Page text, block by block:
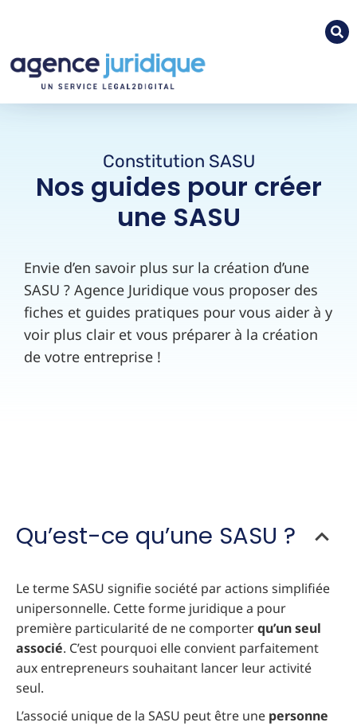
Constitution SASU
Nos guides pour créer
une SASU
Envie d’en savoir plus sur la création d’une
SASU ? Agence Juridique vous proposer des
fiches et guides pratiques pour vous aider à y
voir plus clair et vous préparer à la création
de votre entreprise !
Qu’est-ce qu’une SASU ?
Le terme SASU signifie société par actions simplifiée
unipersonnelle. Cette forme juridique a pour
première particularité de ne comporterqu’un seul
associé. C’est pourquoi elle convient parfaitement
aux entrepreneurs souhaitant lancer leur activité
seul.
L’associé unique de la SASU peut être une personne